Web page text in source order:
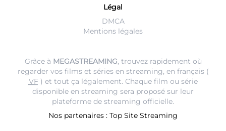
Légal
DMCA
Mentions légales
Grâce à MEGASTREAMING, trouvez rapidement où
regarder vos films et séries en streaming, en français (
VF) et tout ça légalement. Chaque film ou série
disponible en streaming sera proposé sur leur
plateforme de streaming officielle.
Nos partenaires : Top Site Streaming